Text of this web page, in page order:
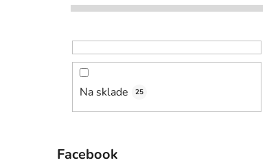
Na sklade 25
Facebook